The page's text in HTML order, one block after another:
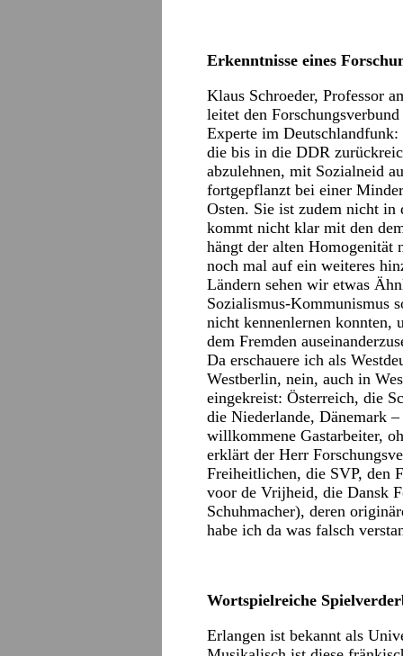
Erkenntnisse eines
Klaus Schroeder, Professor
leitet den
Experte im
die bis in die DDR
abzulehnen, mit Sozialneid
fortgepflanzt bei einer
Osten. Sie ist zudem nicht
kommt nicht klar mit den
hängt der alten Homogenität
noch mal auf ein weiteres
Ländern sehen wir etwas
Sozialismus-Kommunismus
nicht kennenlernen konnten,
dem Fremden
Da erschauere ich als
Westberlin, nein, auch in
eingekreist: Österreich, die
die Niederlande, Dänemark
willkommene Gastarbeiter,
erklärt der Herr
Freiheitlichen, die SVP, den
voor de Vrijheid, die Dansk
Schuhmacher), deren
habe ich da was falsch
Wortspielreiche
Erlangen ist bekannt als